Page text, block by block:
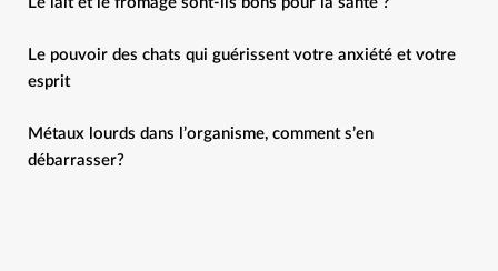
Le pouvoir des chats qui guérissent votre anxiété et votre
esprit
Métaux lourds dans l’organisme, comment s’en
débarrasser?